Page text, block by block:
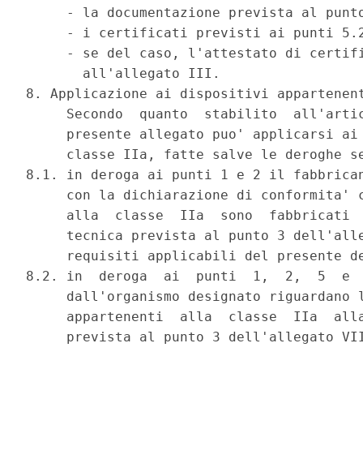
- la documentazione prevista al
- i certificati previsti ai punti
- se del caso, l'attestato di
       all'allegato III.
8. Applicazione ai dispositivi
Secondo  quanto  stabilito
presente allegato puo' applicarsi
classe IIa, fatte salve le deroghe
8.1. in deroga ai punti 1 e 2 il
con la dichiarazione di conformita'
alla  classe  IIa  sono  fabbricati
tecnica prevista al punto 3
requisiti applicabili del presente
8.2. in  deroga  ai  punti  1,  2,  5
dall'organismo designato riguardano
appartenenti  alla  classe  IIa